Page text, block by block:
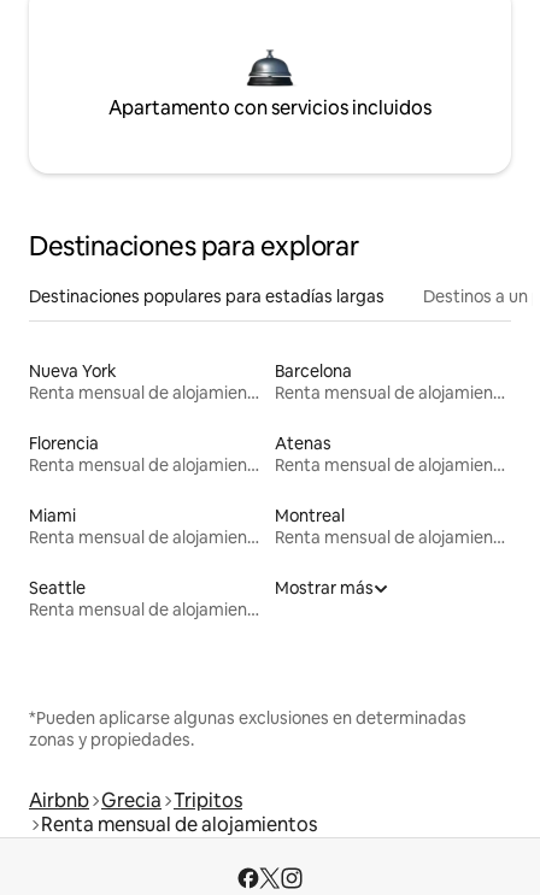
Apartamento con servicios incluidos
Destinaciones para explorar
Destinaciones populares para estadías largas Destinos a un
Nueva York
Renta mensual de alojamientos
Barcelona
Renta mensual de alojamientos
Florencia
Renta mensual de alojamientos
Atenas
Renta mensual de alojamientos
Miami
Renta mensual de alojamientos
Montreal
Renta mensual de alojamientos
Seattle
Renta mensual de alojamientos
Mostrar más
*Pueden aplicarse algunas exclusiones en determinadas
zonas y propiedades.
Airbnb Grecia Tripitos
Renta mensual de alojamientos